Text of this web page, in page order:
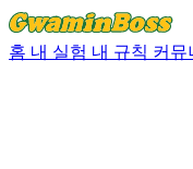
홈 내 실험 내 규칙 커뮤